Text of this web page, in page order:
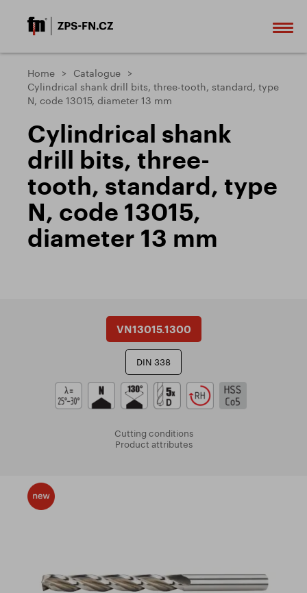
Home
Catalogue
Cylindrical shank drill bits, three-tooth, standard, type
N, code 13015, diameter 13 mm
Cylindrical shank
drill bits, three-
tooth, standard, type
N, code 13015,
diameter 13 mm
VN13015.1300
DIN 338
Cutting conditions
Product attributes